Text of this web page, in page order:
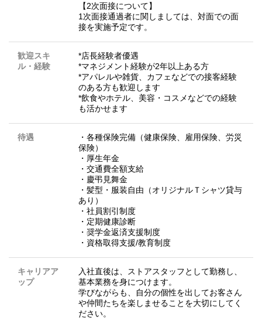
【2次面接について】
1次面接通過者に関しましては、対面での面
接を実施予定です。
歓迎スキ
ル・経験
*店長経験者優遇
*マネジメント経験が2年以上ある方
*アパレルや雑貨、カフェなどでの接客経験
のある方も歓迎します
*飲食やホテル、美容・コスメなどでの経験
も活かせます
待遇
・各種保険完備（健康保険、雇用保険、労災
保険）
・厚生年金
・交通費全額支給
・慶弔見舞金
・髪型・服装自由（オリジナルＴシャツ貸与
あり）
・社員割引制度
・定期健康診断
・奨学金返済支援制度
・資格取得支援/教育制度
キャリアア
ップ
入社直後は、ストアスタッフとして勤務し、
基本業務を身につけます。
学びながらも、自分の個性を出してお客さん
や仲間たちを楽しませることを大切にしてく
ださい。